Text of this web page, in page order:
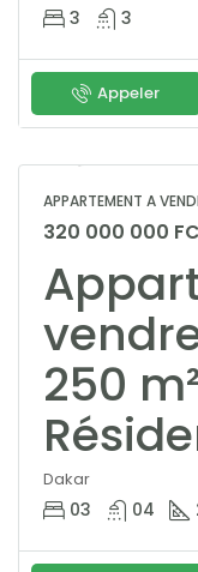
3 3
Appeler
APPARTEMENT A
320 000 000
250
Dakar
03 04